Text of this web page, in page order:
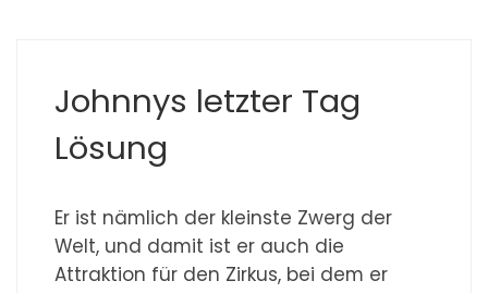
Johnnys letzter Tag
Lösung
Er ist nämlich der kleinste Zwerg der
Welt, und damit ist er auch die
Attraktion für den Zirkus, bei dem er